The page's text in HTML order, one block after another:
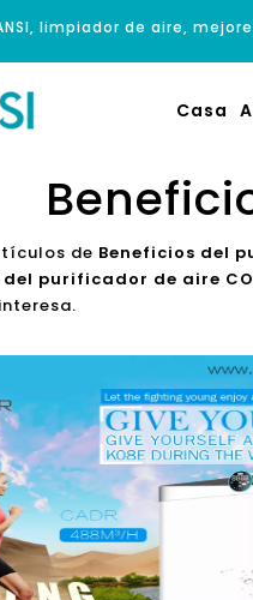
limpiador de aire,
Casa
de Beneficios del
del purificador de aire